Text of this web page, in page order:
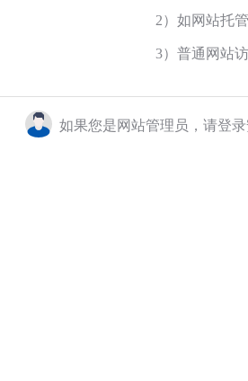
2）如网站托
3）普通网站
如果您是网站管理员，请登